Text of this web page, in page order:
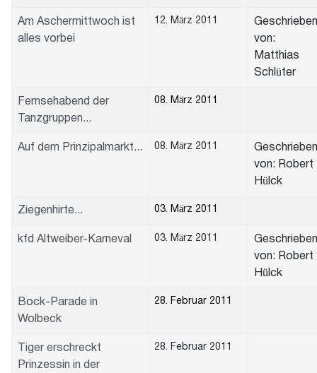
Am Aschermittwoch ist
alles vorbei
12. März 2011
Geschrieben
von:
Matthias
Schlüter
Fernsehabend der
Tanzgruppen...
08. März 2011
Auf dem Prinzipalmarkt... 08. März 2011
Geschrieben
von: Robert
Hülck
Ziegenhirte... 03. März 2011
kfd Altweiber-Karneval 03. März 2011
Geschrieben
von: Robert
Hülck
Bock-Parade in
Wolbeck
28. Februar 2011
Tiger erschreckt
Prinzessin in der
28. Februar 2011